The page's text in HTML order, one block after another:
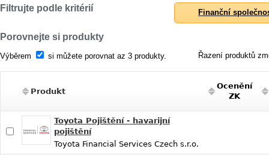
Filtrujte podle kritérií Finanční
Porovnejte si produkty
Řazení produktů
Výběrem si můžete porovnat az 3 produkty.
Produkt
Ocenění
ZK
Toyota Pojištění - havarijní
pojištění
Toyota Financial Services Czech s.r.o.